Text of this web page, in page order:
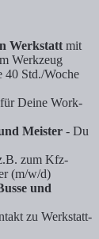
Werkstatt mit
Werkzeug
40 Std./Woche
für Deine Work-
Meister - Du
zum Kfz-
(m/w/d)
und
zu Werkstatt-